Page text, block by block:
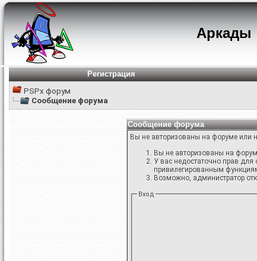
Аркады
Регистрация
PSPx форум
Сообщение форума
Сообщение форума
Вы не авторизованы на форуме или
Вы не авторизованы на
У вас недостаточно прав
привилегированным
Возможно, администратор
Вход